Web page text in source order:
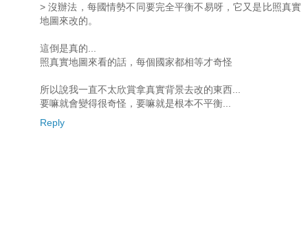
> 沒辦法，每國情勢不同要完全平衡不易呀，它又是比照真實
地圖來改的。
這倒是真的...
照真實地圖來看的話，每個國家都相等才奇怪
所以說我一直不太欣賞拿真實背景去改的東西...
要嘛就會變得很奇怪，要嘛就是根本不平衡...
Reply